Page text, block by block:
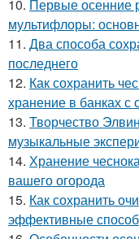
10. Первые осенние
мультифлоры:
11. Два способа
последнего
12. Как сохранить
хранение в банках с
13. Творчество
музыкальные
14. Хранение
вашего огорода
15. Как сохранить
эффективные